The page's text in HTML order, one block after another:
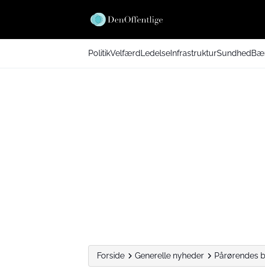
PolitikVelfærdLedelseInfrastrukturSundhed
Forside Generelle nyheder Pårørendes